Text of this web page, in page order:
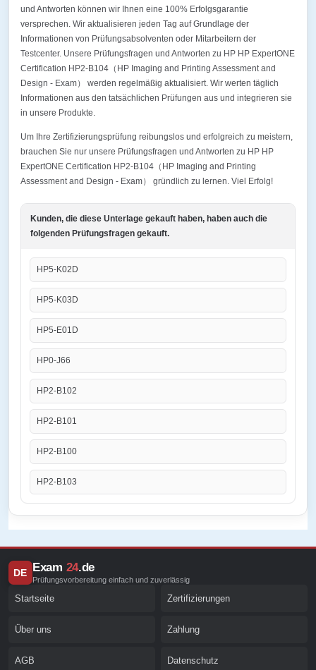
und Antworten können wir Ihnen eine 100% Erfolgsgarantie
versprechen. Wir aktualisieren jeden Tag auf Grundlage der
Informationen von Prüfungsabsolventen oder Mitarbeitern der
Testcenter. Unsere Prüfungsfragen und Antworten zu HP HP ExpertONE
Certification HP2-B104（HP Imaging and Printing Assessment and
Design - Exam） werden regelmäßig aktualisiert. Wir werten täglich
Informationen aus den tatsächlichen Prüfungen aus und integrieren sie
in unsere Produkte.
Um Ihre Zertifizierungsprüfung reibungslos und erfolgreich zu meistern,
brauchen Sie nur unsere Prüfungsfragen und Antworten zu HP HP
ExpertONE Certification HP2-B104（HP Imaging and Printing
Assessment and Design - Exam） gründlich zu lernen. Viel Erfolg!
Kunden, die diese Unterlage gekauft haben, haben auch die
folgenden Prüfungsfragen gekauft.
HP5-K02D
HP5-K03D
HP5-E01D
HP0-J66
HP2-B102
HP2-B101
HP2-B100
HP2-B103
DE Exam 24.de
Prüfungsvorbereitung einfach und zuverlässig
Startseite Zertifizierungen
Über uns Zahlung
AGB Datenschutz